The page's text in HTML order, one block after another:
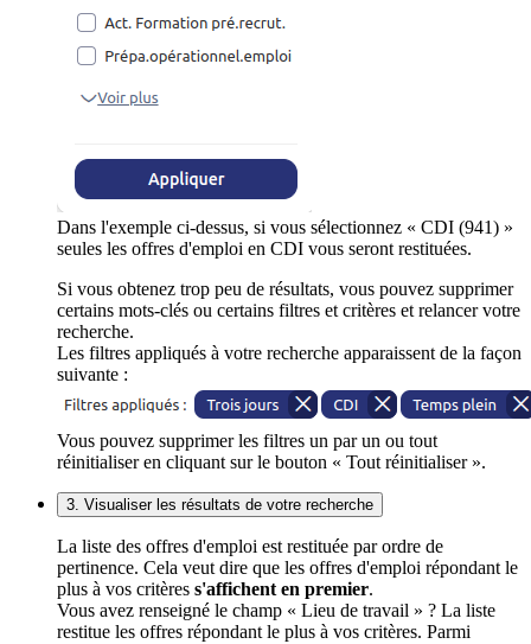
Dans l'exemple ci-dessus, si vous sélectionnez « CDI (941) »
seules les offres d'emploi en CDI vous seront restituées.
Si vous obtenez trop peu de résultats, vous pouvez supprimer
certains mots-clés ou certains filtres et critères et relancer votre
recherche.
Les filtres appliqués à votre recherche apparaissent de la façon
suivante :
Vous pouvez supprimer les filtres un par un ou tout
réinitialiser en cliquant sur le bouton « Tout réinitialiser ».
3. Visualiser les résultats de votre recherche
La liste des offres d'emploi est restituée par ordre de
pertinence. Cela veut dire que les offres d'emploi répondant le
plus à vos critères s'affichent en premier.
Vous avez renseigné le champ « Lieu de travail » ? La liste
restitue les offres répondant le plus à vos critères. Parmi